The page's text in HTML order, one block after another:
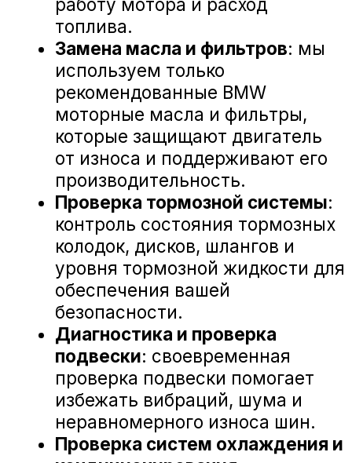
Представленные на сайте материалы и
условия носят исключительно
информационный характер и не являются
публичной офертой, определяемой
положениями ст. 437 Гражданского кодекса
РФ. Для получения подробной информации о
обращайтесь к нашим специалистам.
© Группа компаний «А-Драйв» 2003 - 2026
Политика обработки персональных данных
Политика использования файлов cookie
Трафик, лиды и продажи
Контакты
Статьи